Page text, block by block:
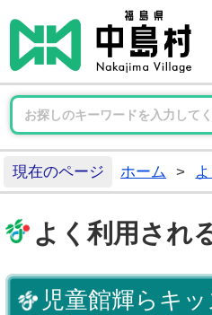
現在のページ ホーム >
よく利用され
児童館輝らキ